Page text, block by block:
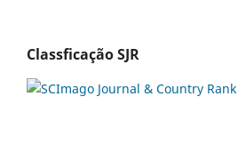
Classficação SJR